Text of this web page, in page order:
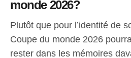
monde 2026?
Plutôt que pour l’identité de
Coupe du monde 2026
rester dans les mémoires